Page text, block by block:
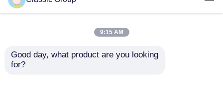
9:15 AM
Good day, what product are you looking
for?